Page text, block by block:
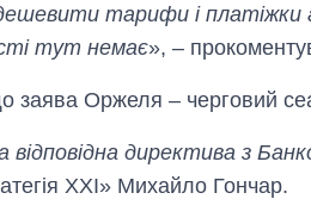
тарифи і платіжки
тут немає», –
заява Оржеля – черговий
директива з
XXI» Михайло Гончар.